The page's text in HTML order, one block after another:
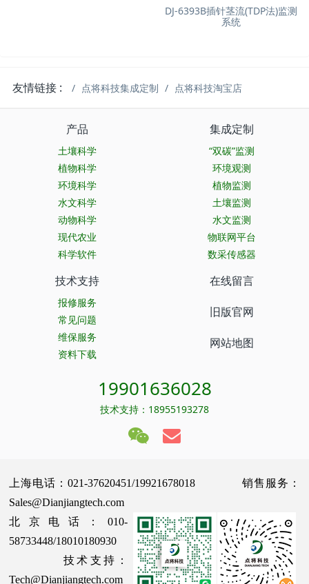
DJ-6393B插针茎流(TDP法)监测
系统
友情链接 : 点将科技集成定制 点将科技淘宝店
产品
土壤科学
植物科学
环境科学
水文科学
动物科学
现代农业
科学软件
集成定制
“双碳”监测
环境观测
植物监测
土壤监测
水文监测
物联网平台
数采传感器
技术支持
报修服务
常见问题
维保服务
资料下载
在线留言
旧版官网
网站地图
19901636028
技术支持：18955193278
上海电话：021-37620451/19921678018 销售服务：
Sales@Dianjiangtech.com
北京电话：010-
58733448/18010180930
技术支持：
Tech@Dianjiangtech.com